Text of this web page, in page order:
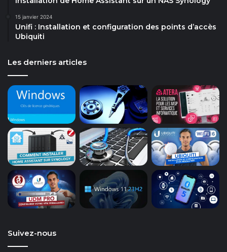
15 janvier 2024
Unifi : Installation et configuration des points d’accès
Ubiquiti
Les derniers articles
Suivez-nous